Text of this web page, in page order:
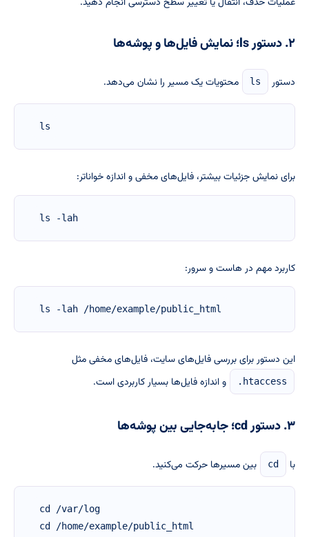
۲. دستور ls؛ نمایش فایل‌ها و پوشه‌ها
دستور ls محتویات یک مسیر را نشان می‌دهد.
ls
برای نمایش جزئیات بیشتر، فایل‌های مخفی و اندازه خواناتر:
ls -lah
کاربرد مهم در هاست و سرور:
ls -lah /home/example/public_html
این دستور برای بررسی فایل‌های سایت، فایل‌های مخفی مثل
.htaccess و اندازه فایل‌ها بسیار کاربردی است.
۳. دستور cd؛ جابه‌جایی بین پوشه‌ها
با cd بین مسیرها حرکت می‌کنید.
cd /var/log
cd /home/example/public_html